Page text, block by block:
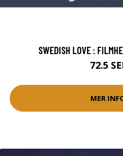
SWEDISH LOVE :
72.5
MER